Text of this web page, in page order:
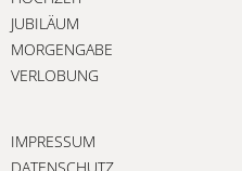
JUBILÄUM
MORGENGABE
VERLOBUNG
IMPRESSUM